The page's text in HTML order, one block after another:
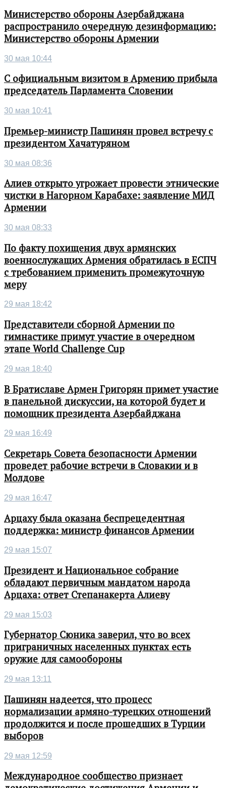
Министерство обороны Азербайджана
распространило очередную дезинформацию:
Министерство обороны Армении
30 мая 10:44
С официальным визитом в Армению прибыла
председатель Парламента Словении
30 мая 10:41
Премьер-министр Пашинян провел встречу с
президентом Хачатуряном
30 мая 08:36
Алиев открыто угрожает провести этнические
чистки в Нагорном Карабахе: заявление МИД
Армении
30 мая 08:33
По факту похищения двух армянских
военнослужащих Армения обратилась в ЕСПЧ
с требованием применить промежуточную
меру
29 мая 18:42
Представители сборной Армении по
гимнастике примут участие в очередном
этапе World Challenge Cup
29 мая 18:40
В Братиславе Армен Григорян примет участие
в панельной дискуссии, на которой будет и
помощник президента Азербайджана
29 мая 16:49
Секретарь Совета безопасности Армении
проведет рабочие встречи в Словакии и в
Молдове
29 мая 16:47
Арцаху была оказана беспрецедентная
поддержка: министр финансов Армении
29 мая 15:07
Президент и Национальное собрание
обладают первичным мандатом народа
Арцаха: ответ Степанакерта Алиеву
29 мая 15:03
Губернатор Сюника заверил, что во всех
приграничных населенных пунктах есть
оружие для самообороны
29 мая 13:11
Пашинян надеется, что процесс
нормализации армяно-турецких отношений
продолжится и после прошедших в Турции
выборов
29 мая 12:59
Международное сообщество признает